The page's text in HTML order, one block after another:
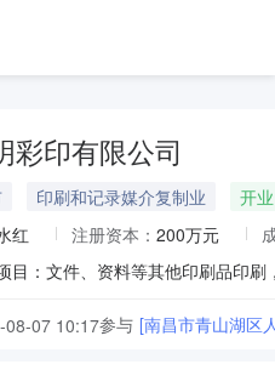
彩印有限公司
印刷和记录媒介复制业
开业
红 注册资本： 200万元
08-07 10:17参与 [南昌市青山湖区